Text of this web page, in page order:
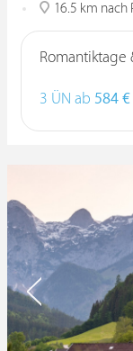
16.5 km nach
Romantiktage
3 ÜN ab 584 €